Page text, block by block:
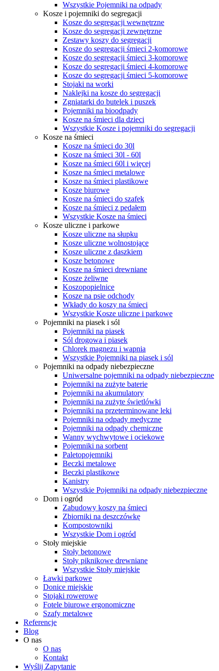
Wszystkie Pojemniki na odpady
Kosze i pojemniki do segregacji
Kosze do segregacji wewnętrzne
Kosze do segregacji zewnętrzne
Zestawy koszy do segregacji
Kosze do segregacji śmieci 2-komorowe
Kosze do segregacji śmieci 3-komorowe
Kosze do segregacji śmieci 4-komorowe
Kosze do segregacji śmieci 5-komorowe
Stojaki na worki
Naklejki na kosze do segregacji
Zgniatarki do butelek i puszek
Pojemniki na bioodpady
Kosze na śmieci dla dzieci
Wszystkie Kosze i pojemniki do segregacji
Kosze na śmieci
Kosze na śmieci do 30l
Kosze na śmieci 30l - 60l
Kosze na śmieci 60l i więcej
Kosze na śmieci metalowe
Kosze na śmieci plastikowe
Kosze biurowe
Kosze na śmieci do szafek
Kosze na śmieci z pedałem
Wszystkie Kosze na śmieci
Kosze uliczne i parkowe
Kosze uliczne na słupku
Kosze uliczne wolnostojące
Kosze uliczne z daszkiem
Kosze betonowe
Kosze na śmieci drewniane
Kosze żeliwne
Koszopopielnice
Kosze na psie odchody
Wkłady do koszy na śmieci
Wszystkie Kosze uliczne i parkowe
Pojemniki na piasek i sól
Pojemniki na piasek
Sól drogowa i piasek
Chlorek magnezu i wapnia
Wszystkie Pojemniki na piasek i sól
Pojemniki na odpady niebezpieczne
Uniwersalne pojemniki na odpady niebezpieczne
Pojemniki na zużyte baterie
Pojemniki na akumulatory
Pojemniki na zużyte świetlówki
Pojemniki na przeterminowane leki
Pojemniki na odpady medyczne
Pojemniki na odpady chemiczne
Wanny wychwytowe i ociekowe
Pojemniki na sorbent
Paletopojemniki
Beczki metalowe
Beczki plastikowe
Kanistry
Wszystkie Pojemniki na odpady niebezpieczne
Dom i ogród
Zabudowy koszy na śmieci
Zbiorniki na deszczówkę
Kompostowniki
Wszystkie Dom i ogród
Stoły miejskie
Stoły betonowe
Stoły piknikowe drewniane
Wszystkie Stoły miejskie
Ławki parkowe
Donice miejskie
Stojaki rowerowe
Fotele biurowe ergonomiczne
Szafy metalowe
Referencje
Blog
O nas
O nas
Kontakt
Wyślij Zapytanie